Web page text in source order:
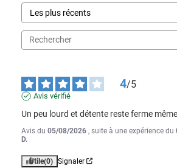
4/5
Avis vérifié
Un peu lourd et détente reste ferme
Avis du 05/08/2026 , suite à une expérience du
D.
Utile(0) Signaler